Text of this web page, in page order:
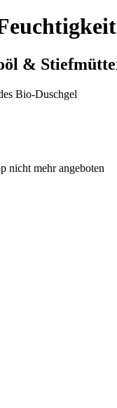
&
Bio-Duschgel
nicht mehr angeboten